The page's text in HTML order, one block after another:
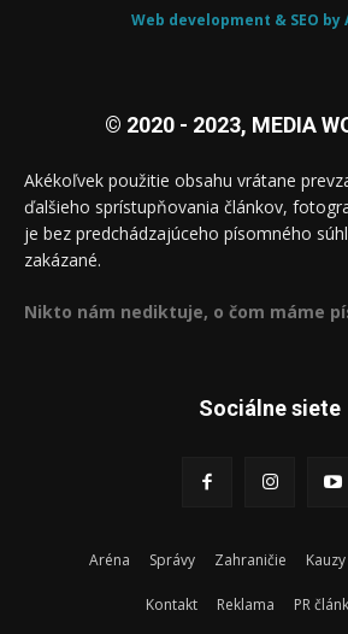
Web development & SEO by
© 2020 - 2023, MEDIA
Akékoľvek použitie obsahu vrátane
ďalšieho sprístupňovania článkov,
je bez predchádzajúceho písomného
zakázané.
Nikto nám nediktuje, o čom máme
Sociálne siete
Aréna Správy Zahraničie Kauzy
Kontakt Reklama PR